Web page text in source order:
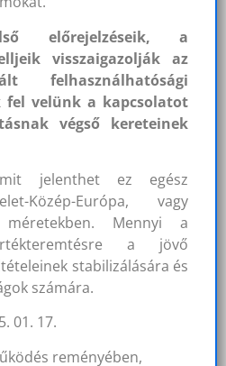
előrejelzéseik, a
visszaigazolják az
felhasználhatósági
fel velünk a kapcsolatot
végső kereteinek
jelenthet ez egész
Közép-Európa, vagy
Mennyi a
a jövő
stabilizálására és
számára.
01. 17.
reményében,